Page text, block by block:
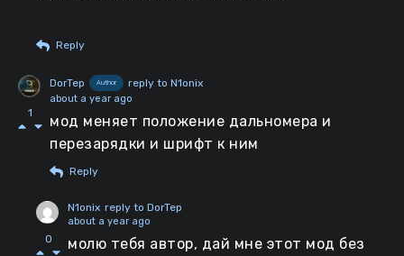
Reply
1
DorTep Author reply to N1onix
about a year ago
мод меняет положение дальномера и
перезарядки и шрифт к ним
Reply
0
N1onix reply to DorTep
about a year ago
молю тебя автор, дай мне этот мод без